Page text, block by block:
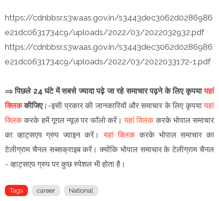
https://cdnbbsr.s3waas.gov.in/s3443dec3062d0286986
e21dc0631734c9/uploads/2022/03/2022032932.pdf
https://cdnbbsr.s3waas.gov.in/s3443dec3062d0286986
e21dc0631734c9/uploads/2022/03/2022033172-1.pdf
⇒ पिछले 24 घंटे में सबसे ज्यादा पढ़े जा रहे समाचार पढ़ने के लिए कृपयायहां
क्लिककीजिए।-इसी प्रकार की जानकारियों और समाचार के लिए कृपयायहां
क्लिक करके हमें गूगल न्यूज़ पर फॉलो करें।यहां क्लिककरके भोपाल समाचार
का व्हाट्सएप ग्रुप ज्वाइन करें। यहां क्लिक करके भोपाल समाचार का
टेलीग्राम चैनल सब्सक्राइब करें।क्योंकि भोपाल समाचार के टेलीग्राम चैनल
- व्हाट्सएप ग्रुप पर कुछ स्पेशल भी होता है।
Tags career National